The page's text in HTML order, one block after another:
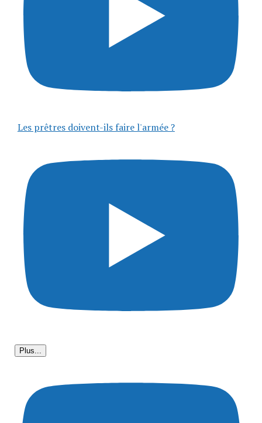
Les prêtres doivent-ils faire l'armée ?
Plus...